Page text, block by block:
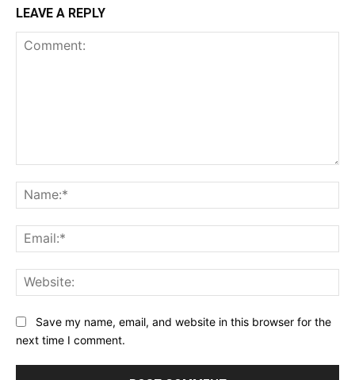
LEAVE A REPLY
Save my name, email, and website in this browser for the
next time I comment.